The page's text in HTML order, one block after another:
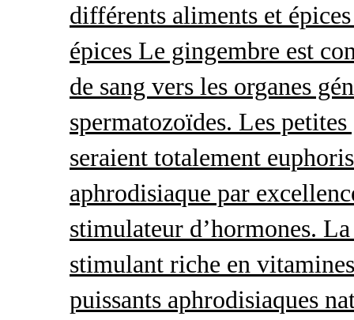
différents aliments et
épices Le gingembre est
de sang vers les organes
spermatozoïdes. Les
seraient totalement
aphrodisiaque par
stimulateur d’hormones.
stimulant riche en
puissants aphrodisiaques